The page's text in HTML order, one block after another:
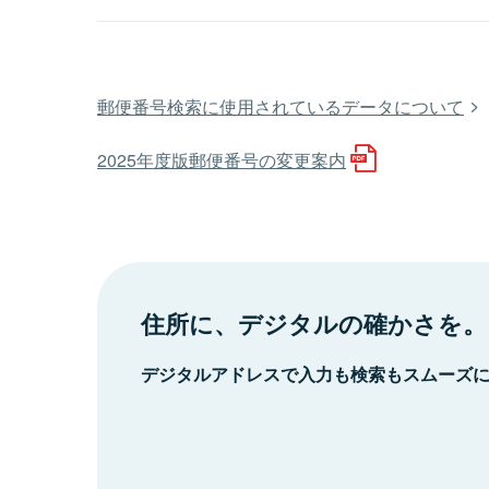
郵便番号検索に使用されているデータについて
2025年度版郵便番号の変更案内
住所に、デジタルの確かさを。
デジタルアドレスで入力も検索もスムーズ